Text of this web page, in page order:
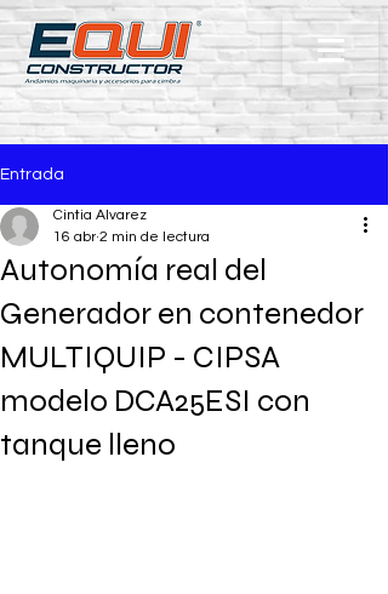
Entrada
Autonomía real del
Generador en contenedor
MULTIQUIP - CIPSA
modelo DCA25ESI con
tanque lleno
Cintia Alvarez
16 abr 2 min de lectura